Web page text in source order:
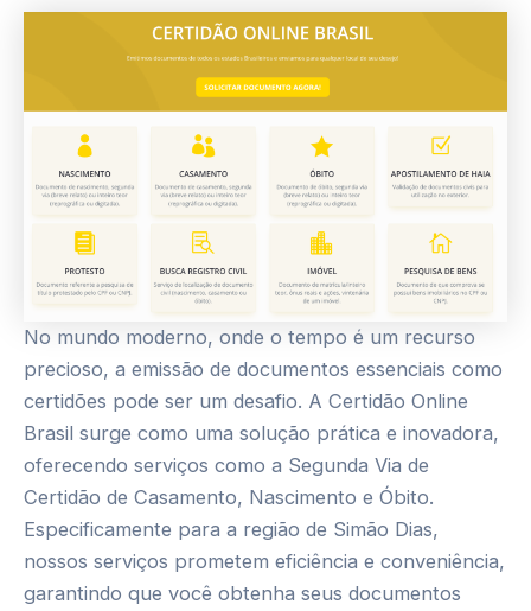
No mundo moderno, onde o tempo é um recurso
precioso, a emissão de documentos essenciais como
certidões pode ser um desafio. A Certidão Online
Brasil surge como uma solução prática e inovadora,
oferecendo serviços como a Segunda Via de
Certidão de Casamento, Nascimento e Óbito.
Especificamente para a região de Simão Dias,
nossos serviços prometem eficiência e conveniência,
garantindo que você obtenha seus documentos